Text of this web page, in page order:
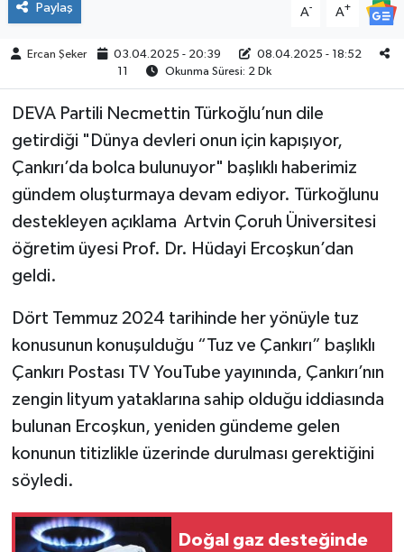
Paylaş A- A+
Ercan Şeker 03.04.2025 - 20:39
08.04.2025 - 18:52
Okunma Süresi: 2 Dk
DEVA Partili Necmettin Türkoğlu’nun dile
getirdiği "Dünya devleri onun için kapışıyor,
Çankırı’da bolca bulunuyor" başlıklı haberimiz
gündem oluşturmaya devam ediyor. Türkoğlunu
destekleyen açıklama Artvin Çoruh Üniversitesi
öğretim üyesi Prof. Dr. Hüdayi Ercoşkun’dan
geldi.
Dört Temmuz 2024 tarihinde her yönüyle tuz
konusunun konuşulduğu “Tuz ve Çankırı” başlıklı
Çankırı Postası TV YouTube yayınında, Çankırı’nın
zengin lityum yataklarına sahip olduğu iddiasında
bulunan Ercoşkun, yeniden gündeme gelen
konunun titizlikle üzerinde durulması gerektiğini
söyledi.
Doğal gaz desteğinde
VEFAT
BİLİM&TEKNOLOJİ
BÖLGE
TÜRKİYE
DÜNYA